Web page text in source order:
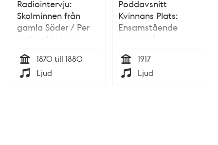
Radiointervju:
Skolminnen från
gamla Söder / Per
Ludvig Lindgren
Tid
1870 till 1880
Typ
Ljud
Poddavsnitt
Kvinnans Plats:
Ensamstående
morsa på
Stigberget, 1917
Tid
1917
Typ
Ljud